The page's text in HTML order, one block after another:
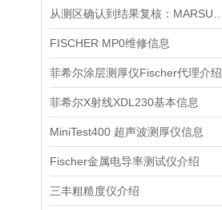
FISCHER MP0维修信息
菲希尔涂层测厚仪Fischer代理介绍
菲希尔X射线XDL230基本信息
MiniTest400 超声波测厚仪信息
Fischer金属电导率测试仪介绍
三丰粗糙度仪介绍